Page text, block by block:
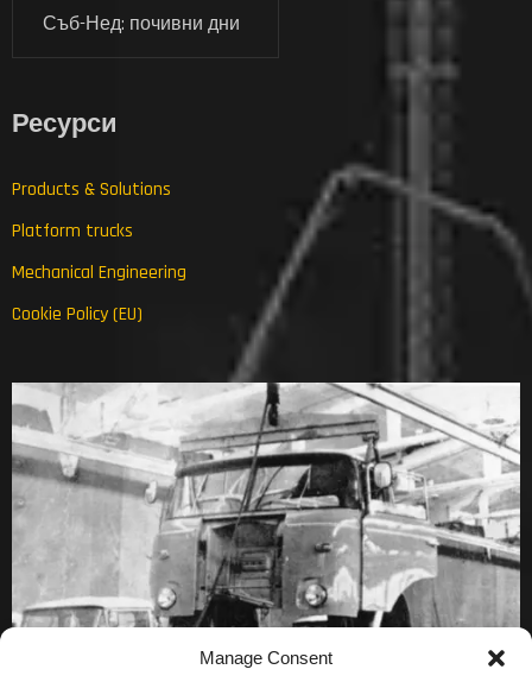
Manage Consent
Съб-Нед: почивни дни
Ресурси
Products & Solutions
Platform trucks
Mechanical Engineering
Cookie Policy (EU)